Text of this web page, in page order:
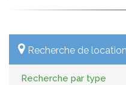
Recherche de
Recherche par type